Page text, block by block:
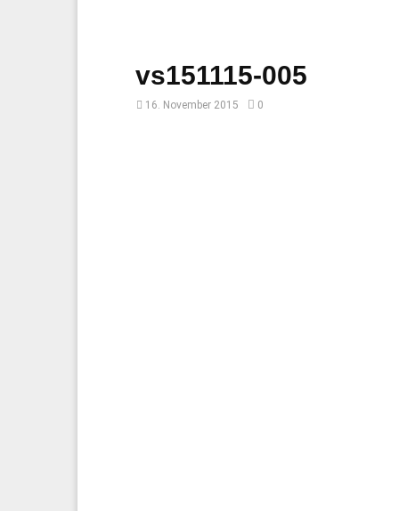
vs151115-005
16. November 2015 0